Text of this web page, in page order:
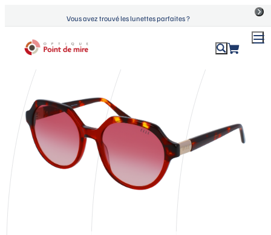
au
Vous avez trouvé les lunettes parfaites ?
Optique Point de Mire
Lunettes de vue et de soleil
ACCUEIL